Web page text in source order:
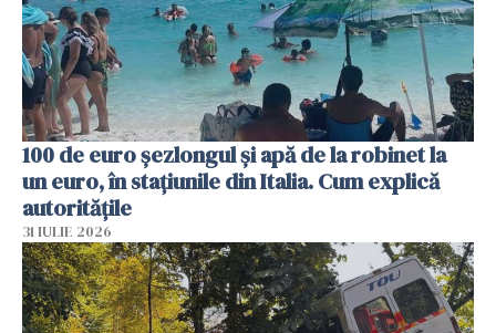
100 de euro șezlongul și apă de la robinet la
un euro, în stațiunile din Italia. Cum explică
autoritățile
31 IULIE 2026